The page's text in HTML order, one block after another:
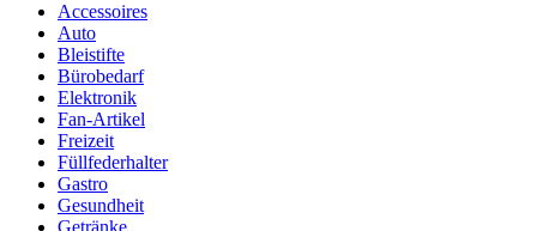
Accessoires
Auto
Bleistifte
Bürobedarf
Elektronik
Fan-Artikel
Freizeit
Füllfederhalter
Gastro
Gesundheit
Getränke